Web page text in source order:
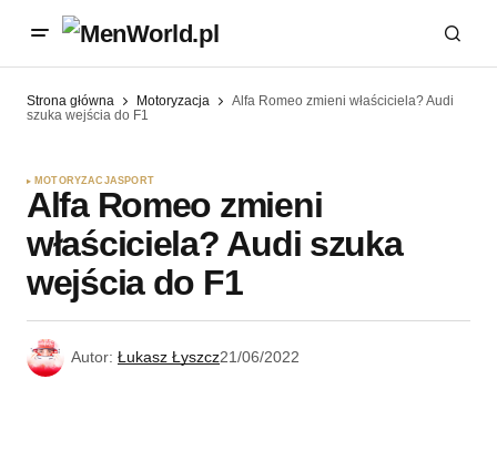
Strona główna Motoryzacja
Alfa Romeo zmieni właściciela? Audi
szuka wejścia do F1
MOTORYZACJASPORT
Alfa Romeo zmieni
właściciela? Audi szuka
wejścia do F1
Autor: Łukasz Łyszcz21/06/2022